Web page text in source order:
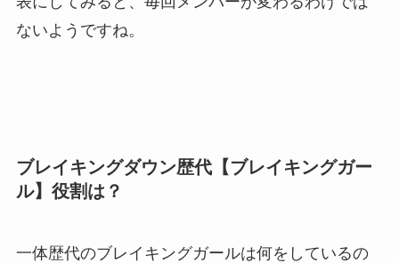
ないようですね。
ブレイキングダウン歴代【ブレイキングガー
ル】役割は？
一体歴代のブレイキングガールは何をしているの